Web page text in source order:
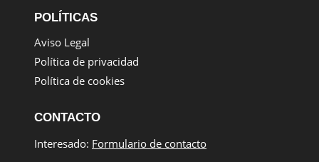
POLÍTICAS
Aviso Legal
Política de privacidad
Política de cookies
CONTACTO
Interesado: Formulario de contacto